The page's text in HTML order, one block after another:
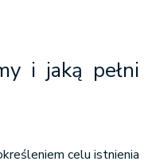
i jaką pełni
celu istnienia